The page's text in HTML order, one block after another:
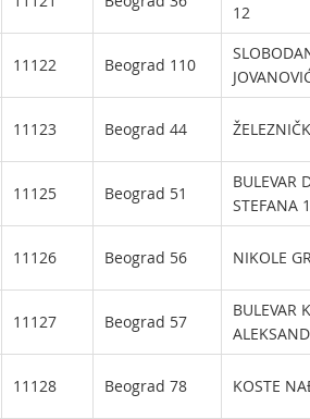
12
11122 Beograd 110
11123 Beograd 44
11125 Beograd 51
BULEVAR
STEFANA
11126 Beograd 56 NIKOLE
11127 Beograd 57
BULEVAR
11128 Beograd 78 KOSTE